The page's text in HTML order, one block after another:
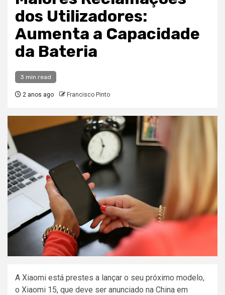
dos Utilizadores:
Aumenta a Capacidade
da Bateria
3 min read
2 anos ago Francisco Pinto
A Xiaomi está prestes a lançar o seu próximo modelo,
o Xiaomi 15, que deve ser anunciado na China em